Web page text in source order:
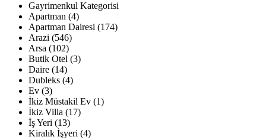
Gayrimenkul Kategorisi
Apartman (4)
Apartman Dairesi (174)
Arazi (546)
Arsa (102)
Butik Otel (3)
Daire (14)
Dubleks (4)
Ev (3)
İkiz Müstakil Ev (1)
İkiz Villa (17)
İş Yeri (13)
Kiralık İşyeri (4)